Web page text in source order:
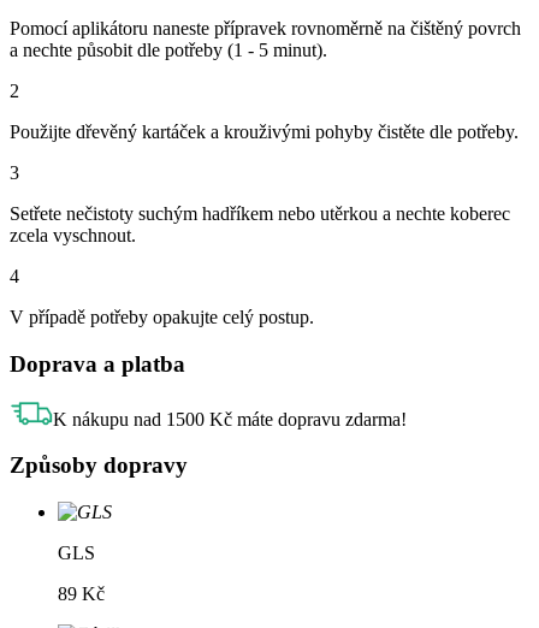
Pomocí aplikátoru naneste přípravek rovnoměrně na čištěný povrch
a nechte působit dle potřeby (1 - 5 minut).
2
Použijte dřevěný kartáček a krouživými pohyby čistěte dle potřeby.
3
Setřete nečistoty suchým hadříkem nebo utěrkou a nechte koberec
zcela vyschnout.
4
V případě potřeby opakujte celý postup.
Doprava a platba
K nákupu nad 1500 Kč máte dopravu zdarma!
Způsoby dopravy
GLS
89 Kč